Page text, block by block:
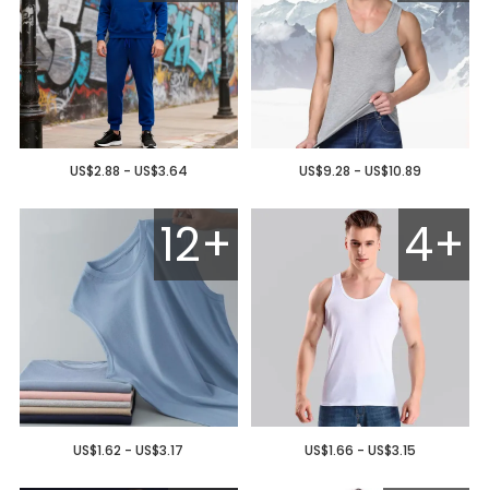
US$2.88 - US$3.64 US$9.28 - US$10.89
12+
US$1.62 - US$3.17
4+
US$1.66 - US$3.15